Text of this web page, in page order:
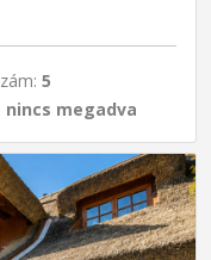
5
nincs megadva